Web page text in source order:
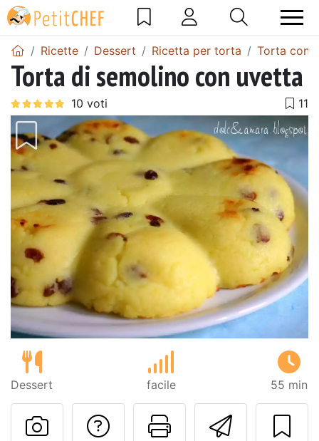
Ricette Dessert Ricetta per torta Torta con
Torta di semolino con uvetta
Dessert facile 55 min
Invia
Stampa la
Contatta l'autore